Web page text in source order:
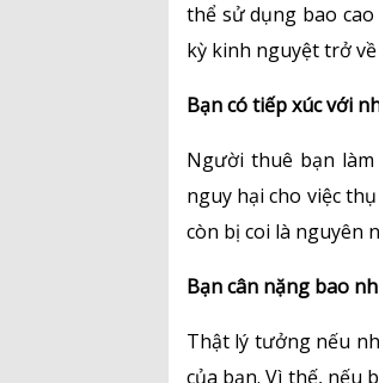
thể sử dụng bao
kỳ kinh nguyệt trở
Bạn có tiếp xúc với
Người thuê bạn
nguy hại cho việc
còn bị coi là nguyên
Bạn cân nặng bao
Thật lý tưởng nếu
của bạn. Vì thế, nếu